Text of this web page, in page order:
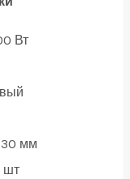
Вт
мм
шт